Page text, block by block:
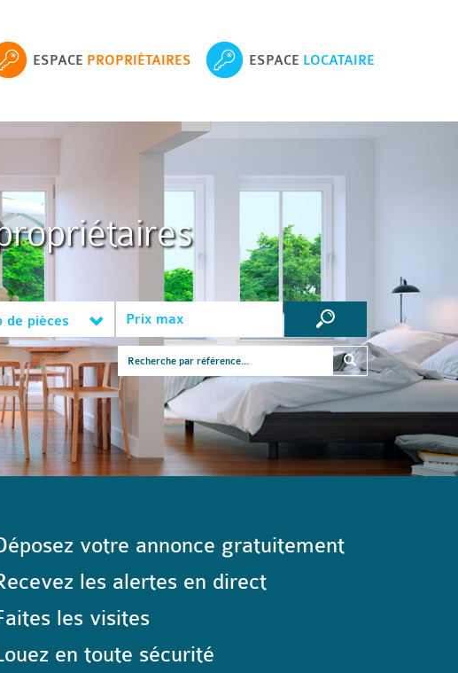
ESPACE PROPRIÉTAIRES ESPACE LOCATAIRE
de pièces
votre annonce gratuitement
les alertes en direct
les visites
en toute sécurité